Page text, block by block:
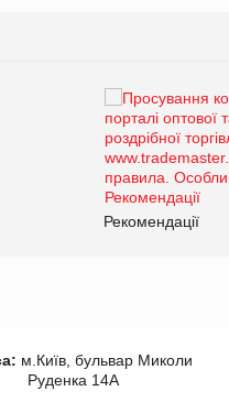
Рекомендації
м.Київ, бульвар Миколи
Руденка 14А